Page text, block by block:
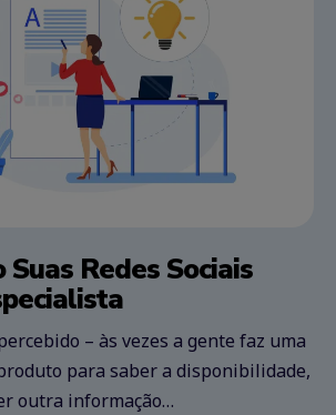
Redes Sociais
– às vezes a gente faz uma
para saber a disponibilidade,
outra informação…